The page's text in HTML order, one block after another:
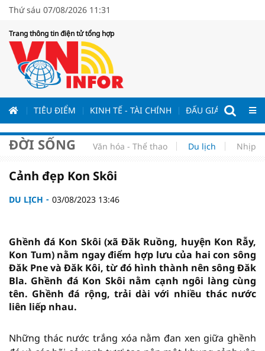
Thứ sáu 07/08/2026 11:31
Trang thông tin điện tử tổng hợp
TIÊU ĐIỂM KINH TẾ - TÀI CHÍNH ĐẤU GIÁ - ĐẤU
ĐỜI SỐNG Văn hóa - Thể thao Du lịch Nhịp
Cảnh đẹp Kon Skôi
DU LỊCH 03/08/2023 13:46
Ghềnh đá Kon Skôi (xã Đăk Ruồng, huyện Kon Rẫy,
Kon Tum) nằm ngay điểm hợp lưu của hai con sông
Đăk Pne và Đăk Kôi, từ đó hình thành nên sông Đăk
Bla. Ghềnh đá Kon Skôi nằm cạnh ngôi làng cùng
tên. Ghềnh đá rộng, trải dài với nhiều thác nước
liên liếp nhau.
Những thác nước trắng xóa nằm đan xen giữa ghềnh